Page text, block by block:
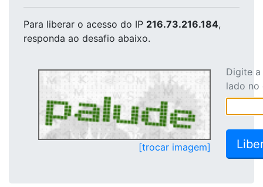
Para liberar o acesso do IP 216.73.216.184,
responda ao desafio abaixo.
[trocar imagem]
Digite
lado no